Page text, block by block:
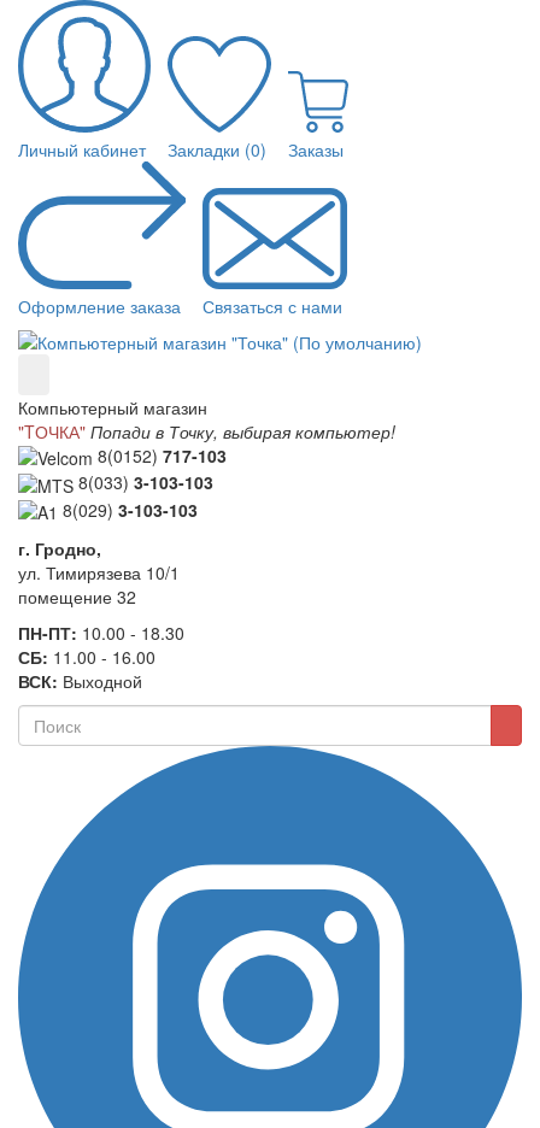
Личный кабинет Закладки (0) Заказы
Оформление заказа Связаться с нами
Компьютерный магазин
"TОЧКА" Попади в Точку, выбирая компьютер!
8(0152) 717-103
8(033) 3-103-103
8(029) 3-103-103
г. Гродно,
ул. Тимирязева 10/1
помещение 32
ПН-ПТ: 10.00 - 18.30
СБ: 11.00 - 16.00
ВСК: Выходной